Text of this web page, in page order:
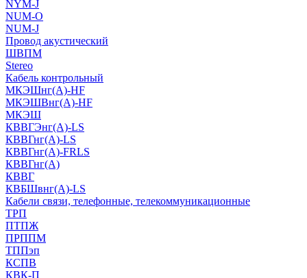
NYM-J
NUM-О
NUM-J
Провод акустический
ШВПМ
Stereo
Кабель контрольный
МКЭШнг(A)-HF
МКЭШВнг(А)-HF
МКЭШ
КВВГЭнг(А)-LS
КВВГнг(А)-LS
КВВГнг(А)-FRLS
КВВГнг(А)
КВВГ
КВБШвнг(А)-LS
Кабели связи, телефонные, телекоммуникационные
ТРП
ПТПЖ
ПРППМ
ТППэп
КСПВ
КВК-П